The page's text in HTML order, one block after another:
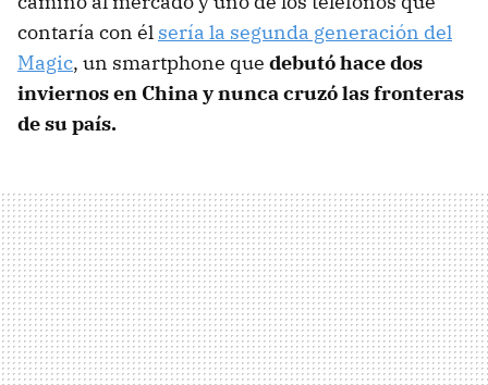
contaría con él sería la segunda generación del
Magic, un smartphone que debutó hace dos
inviernos en China y nunca cruzó las fronteras
de su país.